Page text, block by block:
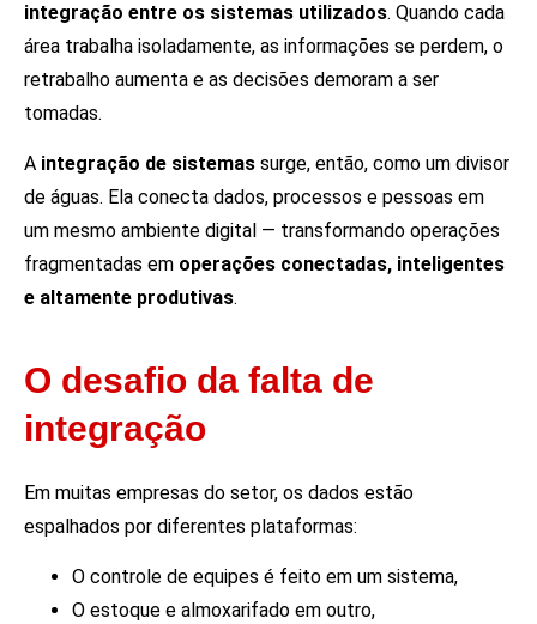
integração entre os sistemas utilizados. Quando cada
área trabalha isoladamente, as informações se perdem, o
retrabalho aumenta e as decisões demoram a ser
tomadas.
A integração de sistemas surge, então, como um divisor
de águas. Ela conecta dados, processos e pessoas em
um mesmo ambiente digital — transformando operações
fragmentadas em operações conectadas, inteligentes
e altamente produtivas.
O desafio da falta de
integração
Em muitas empresas do setor, os dados estão
espalhados por diferentes plataformas:
O controle de equipes é feito em um sistema,
O estoque e almoxarifado em outro,